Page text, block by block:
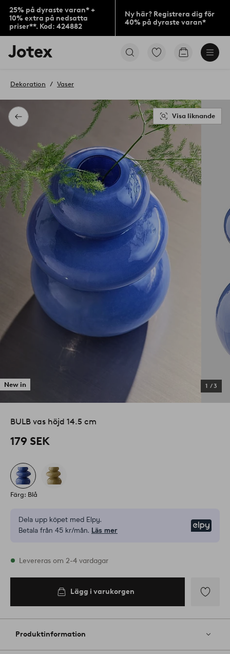
25% på dyraste varan* +
10% extra på nedsatta
priser**. Kod: 424882
Ny här? Registrera dig för
40% på dyraste varan*
Jotex
logotyp
till
Gå
Gå
Tillbaka
Dekoration Vaser
New in 1 /3
Visa liknande
BULB vas höjd 14.5 cm
179 SEK
Färg: Blå
Dela upp köpet med Elpy.
Betala från 45 kr/mån. Läs mer
I lager
Levereras om 2-4 vardagar
Lägg i varukorgen
till
favoriter
Produktinformation